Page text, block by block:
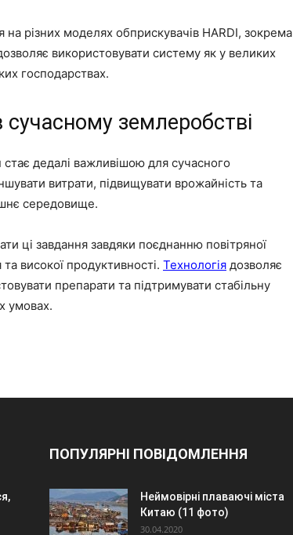
на різних моделях обприскувачів HARDI, зокрема
використовувати систему як у великих
господарствах.
землеробстві
стає дедалі важливішою для сучасного
витрати, підвищувати врожайність та
середовище.
ці завдання завдяки поєднанню повітряної
високої продуктивності. Технологія дозволяє
препарати та підтримувати стабільну
умовах.
ПОПУЛЯРНІ ПОВІДОМЛЕННЯ
Неймовірні плаваючі міста
Китаю (11 фото)
30.04.2020